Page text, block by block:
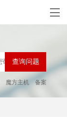
魔方主机 备案